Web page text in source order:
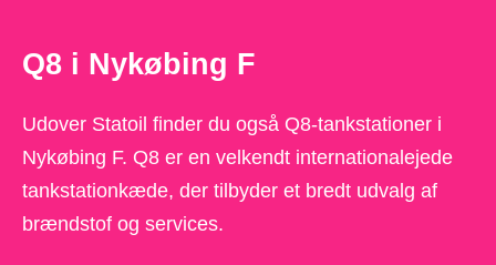
Q8 i Nykøbing F
Udover Statoil finder du også Q8-tankstationer i
Nykøbing F. Q8 er en velkendt internationalejede
tankstationkæde, der tilbyder et bredt udvalg af
brændstof og services.